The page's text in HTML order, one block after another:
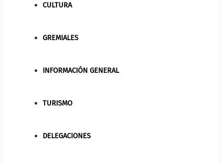
CULTURA
GREMIALES
INFORMACIÓN GENERAL
TURISMO
DELEGACIONES